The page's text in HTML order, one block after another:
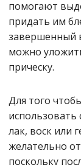
помогают
придать им
завершенный
можно
прическу.
Для того
использовать
лак, воск или
желательно
поскольку